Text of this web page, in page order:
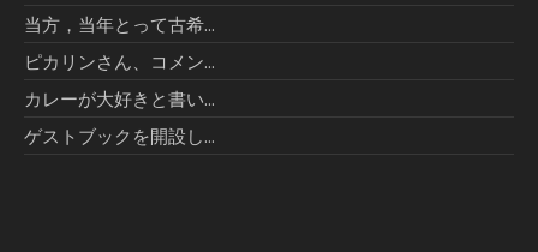
当方，当年とって古希...
ピカリンさん、コメン...
カレーが大好きと書い...
ゲストブックを開設し...